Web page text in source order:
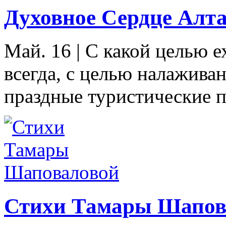
Духовное Сердце
Май. 16 | С какой целью
всегда, с целью
праздные туристические
Стихи Тамары